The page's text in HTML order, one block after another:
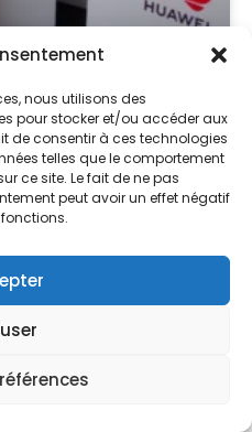
nous utilisons des
pour stocker et/ou accéder aux
de consentir à ces technologies
telles que le comportement
ce site. Le fait de ne pas
peut avoir un effet négatif
:
(guide 2026)